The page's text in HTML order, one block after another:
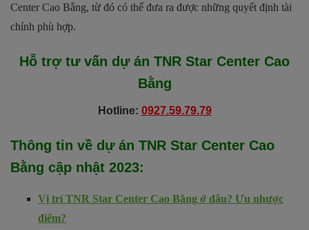
Center Cao Bằng, từ đó có thể đưa ra được những quyết định tài
chính phù hợp.
Hỗ trợ tư vấn dự án TNR Star Center Cao
Bằng
Hotline: 0927.59.79.79
Thông tin về dự án TNR Star Center Cao
Bằng cập nhật 2023:
Vị trí TNR Star Center Cao Bằng ở đâu? Ưu nhược
điểm?